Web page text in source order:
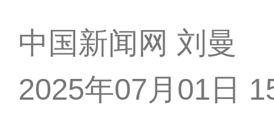
中国新闻网 刘曼
2025年07月01日